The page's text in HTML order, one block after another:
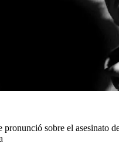
pronunció sobre el asesinato